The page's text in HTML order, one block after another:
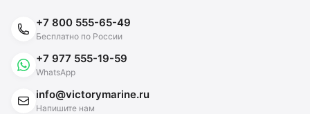
+7 800 555-65-49
Бесплатно по России
+7 977 555-19-59
WhatsApp
info@victorymarine.ru
Напишите нам